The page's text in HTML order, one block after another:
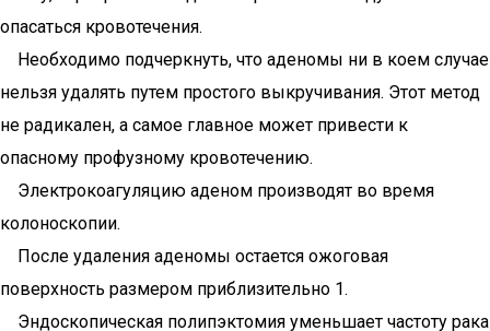
опасаться кровотечения.
Необходимо подчеркнуть, что аденомы ни в коем случае
нельзя удалять путем простого выкручивания. Этот метод
не радикален, а самое главное может привести к
опасному профузному кровотечению.
Электрокоагуляцию аденом производят во время
колоноскопии.
После удаления аденомы остается ожоговая
поверхность размером приблизительно 1.
Эндоскопическая полипэктомия уменьшает частоту рака